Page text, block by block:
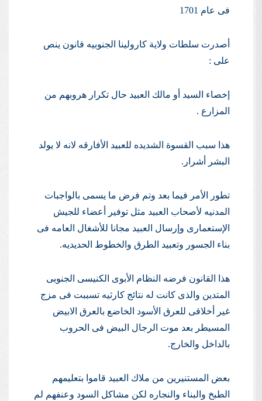
فى عام 1701
أصدرت سلطات ولاية كارولينا الجنوبيه قانون ينص
على :
إخصاء السيد أو مالك العبيد حال تكرار هروبهم من
المزارع .
هذا سبب القسوة الشديده للعبيد الأفارقه لانه لا يولد
البشر أشرار.
تطور الأمر فيما بعد وتم فرض ما يسمى بالواجبات
المدنيه لأصحاب العبيد مثل توفير أعضاء للجيش
الإستعمارى وإرسال العبيد مجانا للأشغال العامه فى
بناء الجسور وتعبيد الطرق والخطوط الحديديه.
هذا القانون فرضه النظام الأبوى الكنيسى الجنوبى
المتدين والذى كانت له نتائج كارثيه تسببت فى مزج
غير أخلاقى للعرق الأسود الخاضع بالعرق الابيض
المسيطر بعد موت الرجال البيض فى الحروب
بالداخل والخارج.
بعض المستنيرين من ملاك العبيد قاموا بتعليمهم
الطبخ والبناء والنجاره لكن مشاكل السود وعنفهم لم